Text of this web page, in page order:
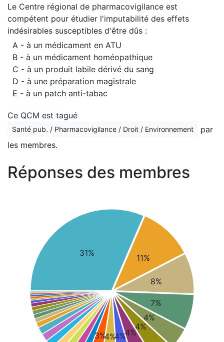
Le Centre régional de pharmacovigilance est
compétent pour étudier l'imputabilité des effets
indésirables susceptibles d'être dûs :
A - à un médicament en ATU
B - à un médicament homéopathique
C - à un produit labile dérivé du sang
D - à une préparation magistrale
E - à un patch anti-tabac
Ce QCM est tagué
Santé pub. / Pharmacovigilance / Droit / Environnement
par
les membres.
Réponses des membres
31% 11%
8%
7%
4%
4%
4%
4%
4%
3%